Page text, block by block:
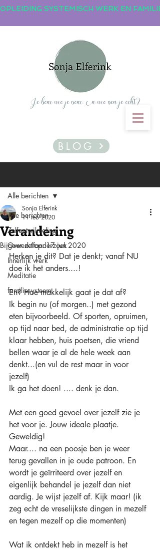
OPLEIDING SYSTEMISCH WERK EN
Je bent wie je bent. En wie ben je echt?
BLOG
Alle berichten
Zelfontwikkeling
Over zelfonderzoek
Innerlijk werk
Meditatie
familiesysteem
Alle berichten
Verandering
Sonja Elferink
11 feb 2020
Bijgewerkt op:17 jun 2020
Herken je dit? Dat je denkt; vanaf NU
doe ik het anders....!
En? Hoe makkelijk gaat je dat af?
Ik begin nu (of morgen..) met gezond
eten bijvoorbeeld. Of sporten, opruimen,
op tijd naar bed, de administratie op tijd
klaar hebben, huis poetsen, die vriend
bellen waar je al de hele week aan
denkt...(en vul de rest maar in voor
jezelf)
Ik ga het doen! .... denk je dan.
Met een goed gevoel over jezelf zie je
het voor je. Jouw ideale plaatje.
Geweldig!
Maar.... na een poosje ben je weer
terug gevallen in je oude patroon. En
wordt je geïrriteerd over jezelf en
eigenlijk behandel je jezelf dan niet
aardig. Je wijst jezelf af. Kijk maar! (ik
zeg echt de vreselijkste dingen in mezelf
en tegen mezelf op die momenten)
Wat ik ontdekt heb in mezelf is het